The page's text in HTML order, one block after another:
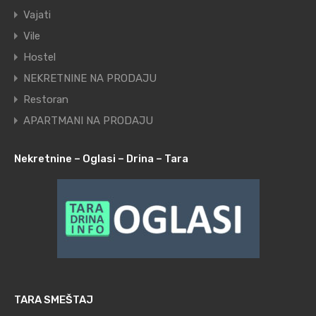
Vajati
Vile
Hostel
NEKRETNINE NA PRODAJU
Restoran
APARTMANI NA PRODAJU
Nekretnine – Oglasi – Drina – Tara
TARA SMEŠTAJ